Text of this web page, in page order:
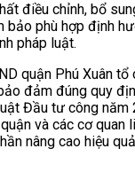
điều chỉnh, bổ
bảo phù hợp định
pháp luật.
quận Phú Xuân
đảm đúng quy
Đầu tư công năm
và các cơ quan
nâng cao hiệu